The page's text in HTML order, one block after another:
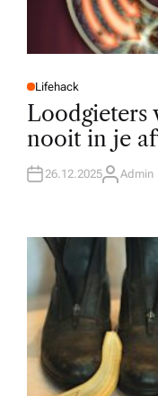
P
O
T
E
D
N
Lifehack
Loodgieters
nooit in je
26.12.2025A
R
Admin